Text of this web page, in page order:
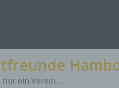
nur ein Verein …